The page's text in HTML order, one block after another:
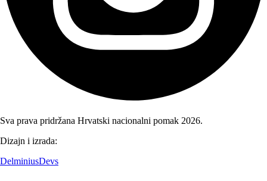
Sva prava pridržana Hrvatski nacionalni pomak 2026.
Dizajn i izrada:
DelminiusDevs